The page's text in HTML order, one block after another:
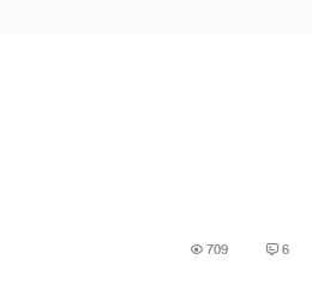
นตาซี
709 6